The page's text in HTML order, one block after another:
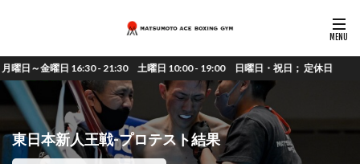
日曜日・祝日； 定休日
東日本新人王戦-プロテスト結果